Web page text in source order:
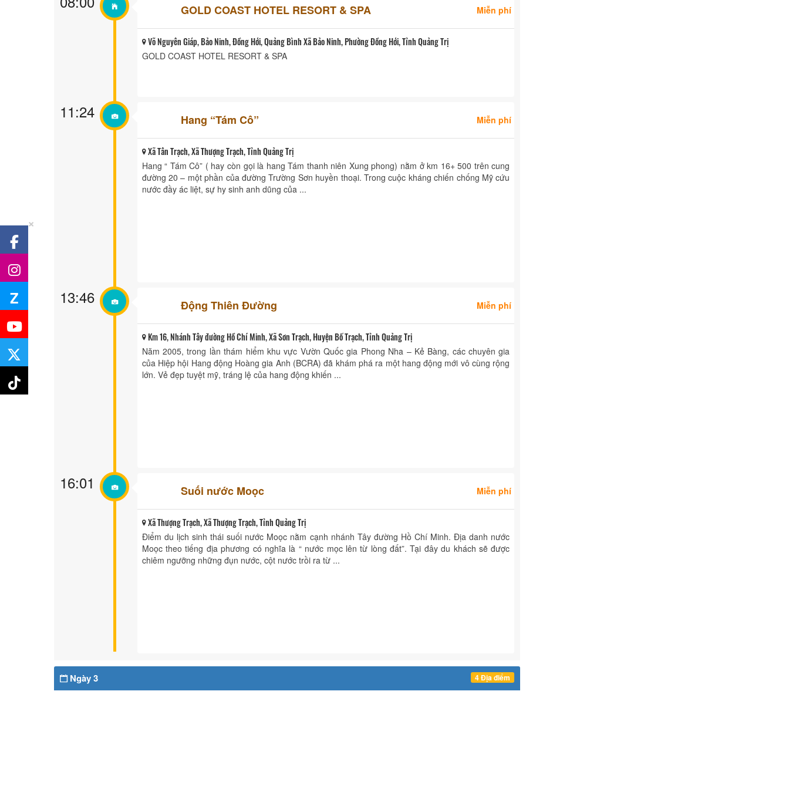
GOLD COAST HOTEL RESORT & SPA Miễn phí
Võ Nguyên Giáp, Bảo Ninh, Đồng Hới, Quảng Bình Xã Bảo Ninh, Phường Đồng Hới, Tỉnh Quảng Trị
GOLD COAST HOTEL RESORT & SPA
11:24 Hang “Tám Cô” Miễn phí
Xã Tân Trạch, Xã Thượng Trạch, Tỉnh Quảng Trị
Hang “ Tám Cô” ( hay còn gọi là hang Tám thanh niên Xung phong) nằm ở km 16+ 500 trên cung
đường 20 – một phần của đường Trường Sơn huyền thoại. Trong cuộc kháng chiến chống Mỹ cứu
nước đầy ác liệt, sự hy sinh anh dũng của ...
13:46 Động Thiên Đường Miễn phí
Km 16, Nhánh Tây đường Hồ Chí Minh, Xã Sơn Trạch, Huyện Bố Trạch, Tỉnh Quảng Trị
Năm 2005, trong lần thám hiểm khu vực Vườn Quốc gia Phong Nha – Kẻ Bàng, các chuyên gia
của Hiệp hội Hang động Hoàng gia Anh (BCRA) đã khám phá ra một hang động mới vô cùng rộng
lớn. Vẻ đẹp tuyệt mỹ, tráng lệ của hang động khiến ...
16:01 Suối nước Moọc Miễn phí
Xã Thượng Trạch, Xã Thượng Trạch, Tỉnh Quảng Trị
Điểm du lịch sinh thái suối nước Moọc nằm cạnh nhánh Tây đường Hồ Chí Minh. Địa danh nước
Moọc theo tiếng địa phương có nghĩa là “ nước mọc lên từ lòng đất”. Tại đây du khách sẽ được
chiêm ngưỡng những đụn nước, cột nước trồi ra từ ...
Ngày 3 4 Địa điểm
×
Z